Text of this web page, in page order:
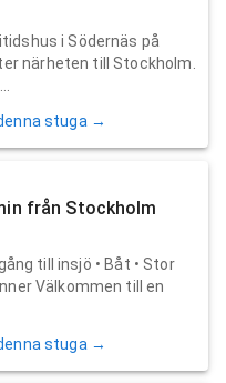
i Södernäs på
närheten till Stockholm.
stuga →
från Stockholm
till insjö • Båt • Stor
Välkommen till en
stuga →